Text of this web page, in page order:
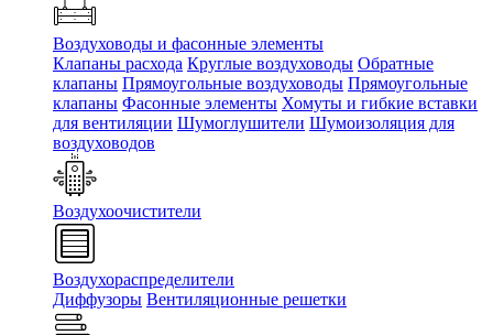
Воздуховоды и фасонные элементы
Клапаны расхода Круглые воздуховоды Обратные
клапаны Прямоугольные воздуховоды Прямоугольные
клапаны Фасонные элементы Хомуты и гибкие вставки
для вентиляции Шумоглушители Шумоизоляция для
воздуховодов
Воздухоочистители
Воздухораспределители
Диффузоры Вентиляционные решетки